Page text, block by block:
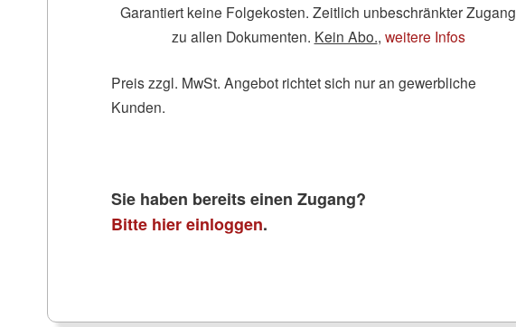
Garantiert keine Folgekosten. Zeitlich unbeschränkter Zugang
zu allen Dokumenten. Kein Abo., weitere Infos
Preis zzgl. MwSt. Angebot richtet sich nur an gewerbliche
Kunden.
Sie haben bereits einen Zugang?
Bitte hier einloggen.